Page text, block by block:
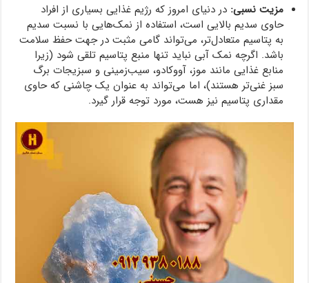
مزیت نسبی: در دنیای امروز که رژیم غذایی بسیاری از افراد
حاوی سدیم بالایی است، استفاده از نمک‌هایی با نسبت سدیم
به پتاسیم متعادل‌تر، می‌تواند گامی مثبت در جهت حفظ سلامت
باشد. اگرچه نمک آبی نباید تنها منبع پتاسیم تلقی شود (زیرا
منابع غذایی مانند موز، آووکادو، سیب‌زمینی و سبزیجات برگ
سبز غنی‌تر هستند)، اما می‌تواند به عنوان یک چاشنی که حاوی
مقداری پتاسیم نیز هست، مورد توجه قرار گیرد.